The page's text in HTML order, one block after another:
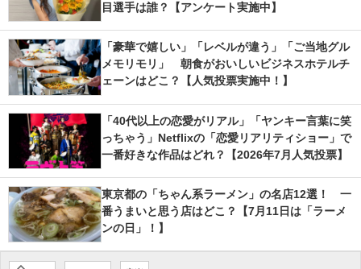
目選手は誰？【アンケート実施中】
「豪華で嬉しい」「レベルが違う」「ご当地グル
メモリモリ」 朝食がおいしいビジネスホテルチ
ェーンはどこ？【人気投票実施中！】
「40代以上の恋愛がリアル」「ヤンキー言葉に笑
っちゃう」Netflixの「恋愛リアリティショー」で
一番好きな作品はどれ？【2026年7月人気投票】
東京都の「ちゃん系ラーメン」の名店12選！ 一
番うまいと思う店はどこ？【7月11日は「ラーメ
ンの日」！】